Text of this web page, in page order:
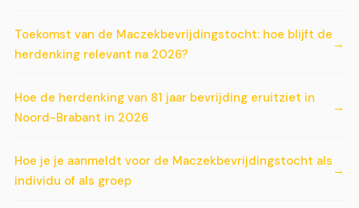
Toekomst van de Maczekbevrijdingstocht: hoe blijft de
herdenking relevant na 2026?
Hoe de herdenking van 81 jaar bevrijding eruitziet in
Noord-Brabant in 2026
Hoe je je aanmeldt voor de Maczekbevrijdingstocht als
individu of als groep